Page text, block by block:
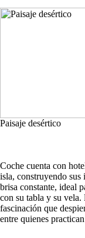
Paisaje desértico
Coche cuenta con
isla, construyendo sus
brisa constante, ideal
con su tabla y su vela.
fascinación que
entre quienes